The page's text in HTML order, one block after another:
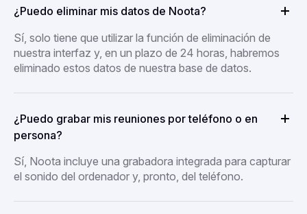
¿Puedo eliminar mis datos de Noota?
Sí, solo tiene que utilizar la función de eliminación de
nuestra interfaz y, en un plazo de 24 horas, habremos
eliminado estos datos de nuestra base de datos.
¿Puedo grabar mis reuniones por teléfono o en
persona?
Sí, Noota incluye una grabadora integrada para capturar
el sonido del ordenador y, pronto, del teléfono.